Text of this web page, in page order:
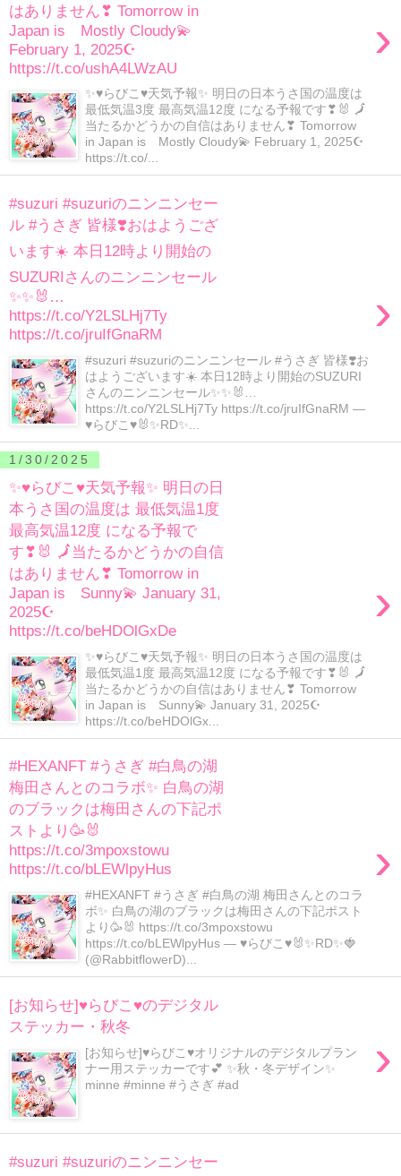
はありません❣ Tomorrow in
Japan is Mostly Cloudy💫
February 1, 2025☪
https://t.co/ushA4LWzAU
›
✨♥らびこ♥天気予報✨ 明日の日本うさ国の温度は
最低気温3度 最高気温12度 になる予報です❣🐰 🗾
当たるかどうかの自信はありません❣ Tomorrow
in Japan is Mostly Cloudy💫 February 1, 2025☪
https://t.co/...
#suzuri #suzuriのニンニンセー
ル #うさぎ 皆様❣️おはようござ
います☀️ 本日12時より開始の
SUZURIさんのニンニンセール
✨✨🐰…
https://t.co/Y2LSLHj7Ty
https://t.co/jruIfGnaRM
›
#suzuri #suzuriのニンニンセール #うさぎ 皆様❣️お
はようございます☀️ 本日12時より開始のSUZURI
さんのニンニンセール✨✨🐰…
https://t.co/Y2LSLHj7Ty https://t.co/jruIfGnaRM —
♥らびこ♥🐰✨RD✨...
1/30/2025
✨♥らびこ♥天気予報✨ 明日の日
本うさ国の温度は 最低気温1度
最高気温12度 になる予報で
す❣🐰 🗾当たるかどうかの自信
はありません❣ Tomorrow in
Japan is Sunny💫 January 31,
2025☪
https://t.co/beHDOlGxDe
›
✨♥らびこ♥天気予報✨ 明日の日本うさ国の温度は
最低気温1度 最高気温12度 になる予報です❣🐰 🗾
当たるかどうかの自信はありません❣ Tomorrow
in Japan is Sunny💫 January 31, 2025☪
https://t.co/beHDOlGx...
#HEXANFT #うさぎ #白鳥の湖
梅田さんとのコラボ✨ 白鳥の湖
のブラックは梅田さんの下記ポ
ストより🥳🐰
https://t.co/3mpoxstowu
https://t.co/bLEWlpyHus
›
#HEXANFT #うさぎ #白鳥の湖 梅田さんとのコラ
ボ✨ 白鳥の湖のブラックは梅田さんの下記ポスト
より🥳🐰 https://t.co/3mpoxstowu
https://t.co/bLEWlpyHus — ♥らびこ♥🐰✨RD✨🍓
(@RabbitflowerD)...
[お知らせ]♥らびこ♥のデジタル
ステッカー・秋冬
›
[お知らせ]♥らびこ♥オリジナルのデジタルプラン
ナー用ステッカーです💕 ✨秋・冬デザイン✨
minne #minne #うさぎ #ad
#suzuri #suzuriのニンニンセー